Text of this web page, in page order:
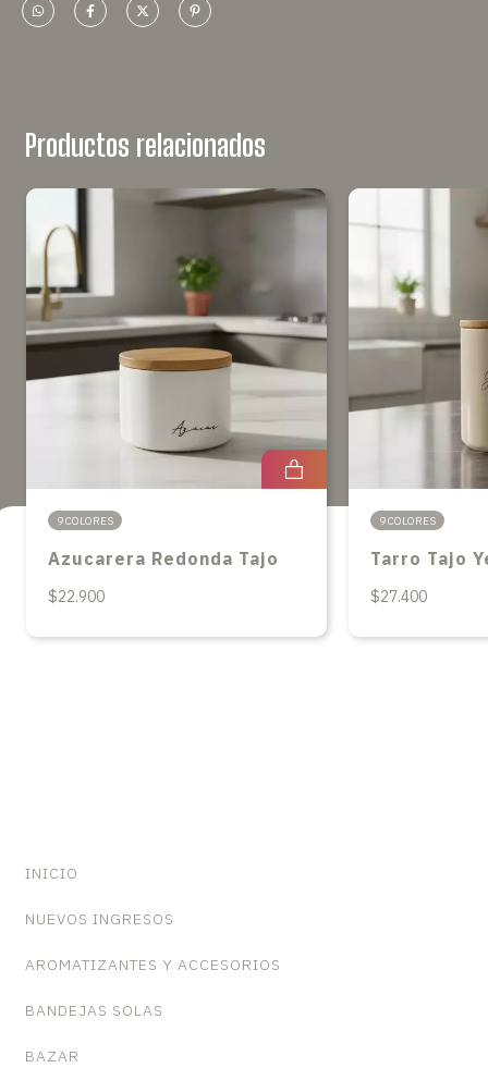
Productos relacionados
9 COLORES
Azucarera Redonda Tajo
$22.900
9 COLORES
Tarro Tajo
$27.400
INICIO
NUEVOS INGRESOS
AROMATIZANTES Y ACCESORIOS
BANDEJAS SOLAS
BAZAR